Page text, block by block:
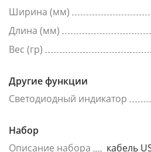
Ширина (мм)
Длина (мм)
Вес (гр)
Другие функции
Светодиодный индикатор
Набор
Описание набора
кабель